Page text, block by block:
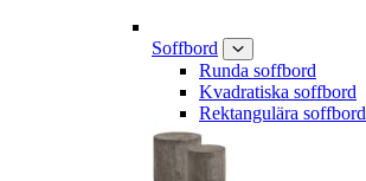
Soffbord
Runda soffbord
Kvadratiska soffbord
Rektangulära soffbord